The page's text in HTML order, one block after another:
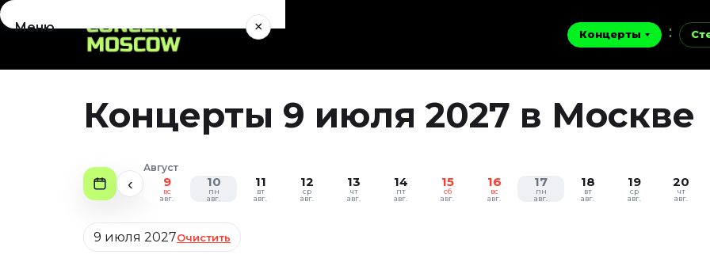
Концерты
Меню ×
Концерты
Сентябрь 2026
Декабрь 2026
Январь 2027
Концерты 9 июля 2027 в Москве
‹
Август
9
вс
авг.
10
пн
авг.
11
вт
авг.
12
ср
авг.
13
чт
авг.
14
пт
авг.
15
сб
авг.
16
вс
авг.
17
пн
авг.
18
вт
авг.
19
ср
авг.
20
чт
авг.
Дата
9 июля 2027Очистить